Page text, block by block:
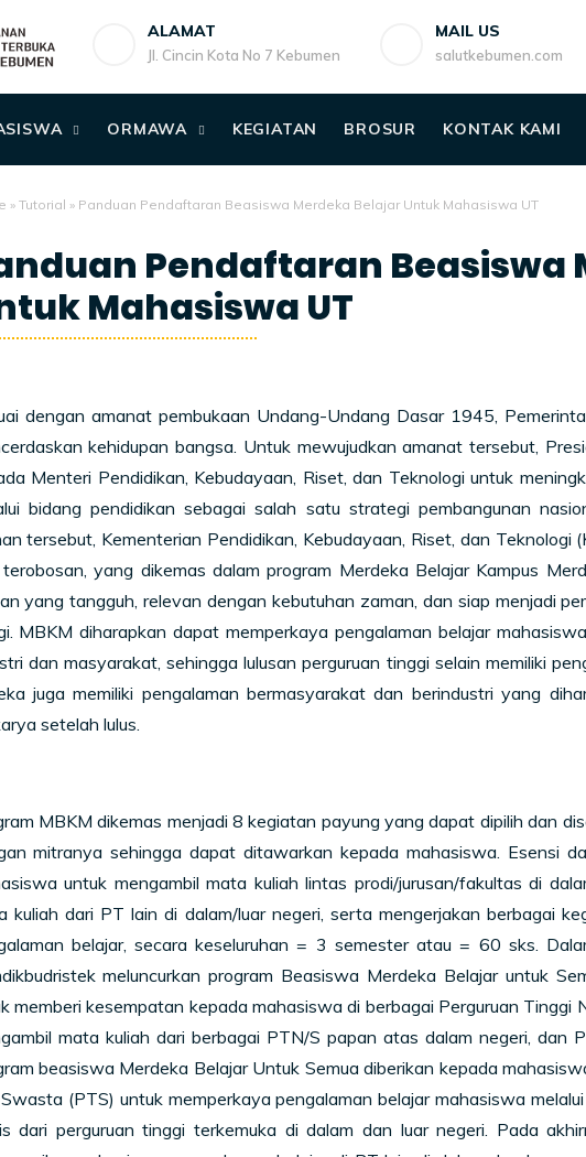
ALAMAT
Jl. Cincin Kota No 7 Kebumen
MAIL US
salutkebumen.com
ORMAWA KEGIATAN BROSUR KONTAK KAMI
» Tutorial » Panduan Pendaftaran Beasiswa Merdeka Belajar Untuk Mahasiswa UT
Pendaftaran Beasiswa
Mahasiswa UT
dengan amanat pembukaan Undang-Undang Dasar 1945,
kehidupan bangsa. Untuk mewujudkan amanat tersebut,
Menteri Pendidikan, Kebudayaan, Riset, dan Teknologi untuk
bidang pendidikan sebagai salah satu strategi pembangunan
tersebut, Kementerian Pendidikan, Kebudayaan, Riset, dan Teknologi
yang dikemas dalam program Merdeka Belajar Kampus
yang tangguh, relevan dengan kebutuhan zaman, dan siap menjadi
MBKM diharapkan dapat memperkaya pengalaman belajar
dan masyarakat, sehingga lulusan perguruan tinggi selain memiliki
juga memiliki pengalaman bermasyarakat dan berindustri yang
setelah lulus.
MBKM dikemas menjadi 8 kegiatan payung yang dapat dipilih dan
mitranya sehingga dapat ditawarkan kepada mahasiswa. Esensi
untuk mengambil mata kuliah lintas prodi/jurusan/fakultas di
kuliah dari PT lain di dalam/luar negeri, serta mengerjakan berbagai
belajar, secara keseluruhan = 3 semester atau = 60 sks.
meluncurkan program Beasiswa Merdeka Belajar untuk
memberi kesempatan kepada mahasiswa di berbagai Perguruan
mata kuliah dari berbagai PTN/S papan atas dalam negeri, dan
beasiswa Merdeka Belajar Untuk Semua diberikan kepada
(PTS) untuk memperkaya pengalaman belajar mahasiswa
dari perguruan tinggi terkemuka di dalam dan luar negeri. Pada